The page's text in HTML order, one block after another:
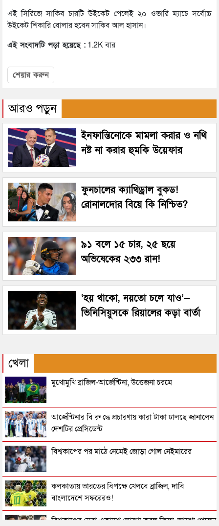
এই সিরিজে সাকিব চারটি উইকেট পেলেই ২০ ওভারি ম্যাচে সর্বোচ্চ
উইকেট শিকারি বোলার হবেন সাকিব আল হাসান।
এই সংবাদটি পড়া হয়েছে : 1.2K বার
শেয়ার করুন
আরও পড়ুন
ইনফান্তিনোকে মামলা করার ও নথি
নষ্ট না করার হুমকি উয়েফার
ফুনচালের ক্যাথিড্রাল বুকড!
রোনালদোর বিয়ে কি নিশ্চিত?
৯১ বলে ১৫ চার, ২৫ ছয়ে
অভিষেকের ২৩৩ রান!
‘হয় থাকো, নয়তো চলে যাও’—
ভিনিসিয়ুসকে রিয়ালের কড়া বার্তা
খেলা
মুখোমুখি ব্রাজিল-আর্জেন্টিনা, উত্তেজনা চরমে
আর্জেন্টিনার বি রু দ্ধে প্রচারণায় কারা টাকা ঢালছে জানালেন
দেশটির প্রেসিডেন্ট
বিশ্বকাপের পর মাঠে নেমেই জোড়া গোল নেইমারের
কলকাতায় ভারতের বিপক্ষে খেলবে ব্রাজিল, দাবি
বাংলাদেশে সফরেরও!
বিশ্বকাপের সেরা একাদশ ঘোষণা করল ফিফা, জায়গা পেলেন